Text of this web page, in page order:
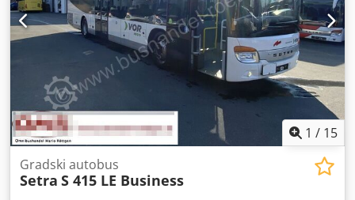
1 / 15
Gradski autobus
Setra S 415 LE Business